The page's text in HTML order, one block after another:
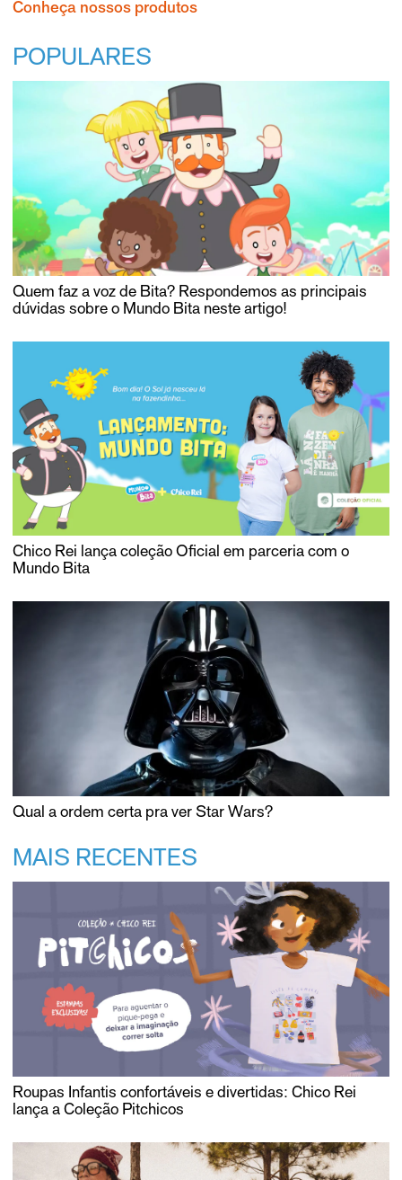
Conheça nossos produtos
POPULARES
Quem faz a voz de Bita? Respondemos as principais
dúvidas sobre o Mundo Bita neste artigo!
Chico Rei lança coleção Oficial em parceria com o
Mundo Bita
Qual a ordem certa pra ver Star Wars?
MAIS RECENTES
Roupas Infantis confortáveis e divertidas: Chico Rei
lança a Coleção Pitchicos